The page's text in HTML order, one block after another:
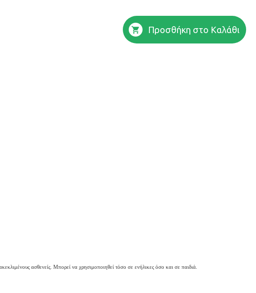
Προσθήκη στο Καλάθι
ασθενείς. Μπορεί να χρησιμοποιηθεί τόσο σε ενήλικες όσο και σε παιδιά.